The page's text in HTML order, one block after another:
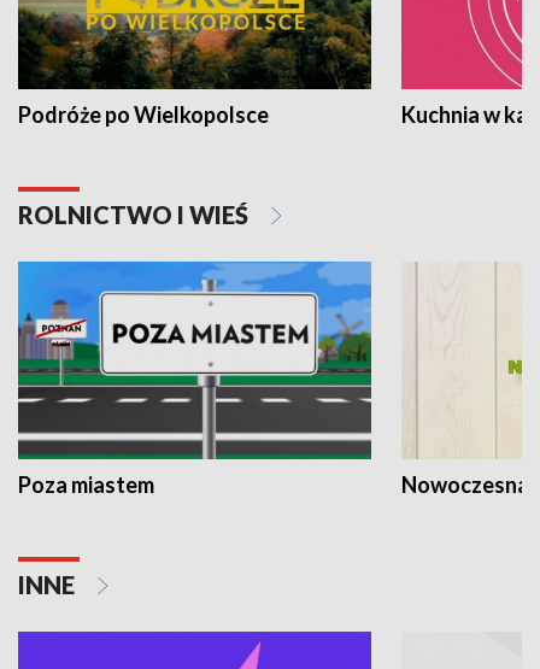
Podróże po Wielkopolsce Kuchnia w
ROLNICTWO I WIEŚ
Poza miastem Nowoczesna
INNE